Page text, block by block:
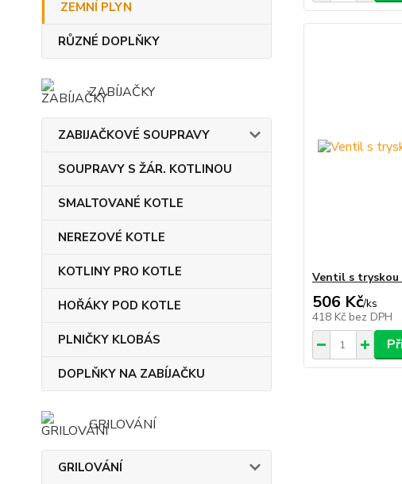
ZEMNÍ PLYN
RŮZNÉ DOPLŇKY
ZABÍJAČKY
ZABIJAČKOVÉ SOUPRAVY
SOUPRAVY S ŽÁR. KOTLINOU
SMALTOVANÉ KOTLE
NEREZOVÉ KOTLE
KOTLINY PRO KOTLE
HOŘÁKY POD KOTLE
PLNIČKY KLOBÁS
DOPLŇKY NA ZABÍJAČKU
GRILOVÁNÍ
GRILOVÁNÍ
Ventil s tryskou
506 Kč/ks
418 Kč bez DPH